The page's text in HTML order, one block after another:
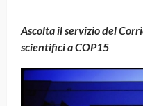
Ascolta il servizio del
scientifici a COP15